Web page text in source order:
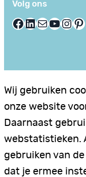
Volg ons
Facebook LinkedIn E-mail YouTube InstagramPinterest
Wij gebruiken
onze website
Daarnaast
webstatistieken.
gebruiken van
dat je ermee